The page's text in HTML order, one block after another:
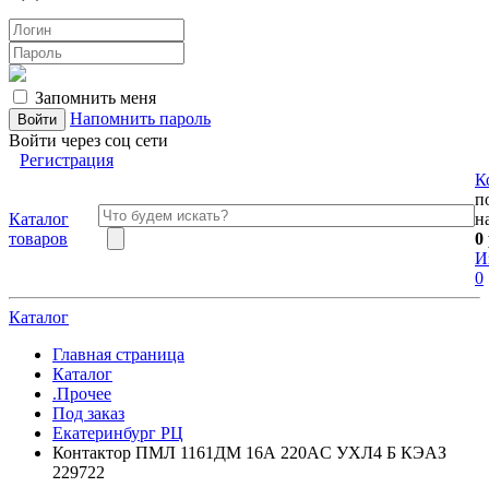
Запомнить меня
Напомнить пароль
Войти через соц сети
Регистрация
Каталог
товаров
0
0
Каталог
Главная страница
Каталог
.Прочее
Под заказ
Екатеринбург РЦ
Контактор ПМЛ 1161ДМ 16А 220AC УХЛ4 Б КЭАЗ
229722